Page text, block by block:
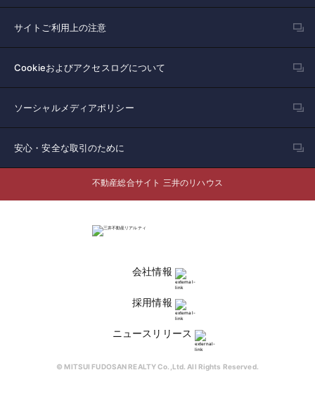
サイトご利用上の注意
Cookieおよびアクセスログについて
ソーシャルメディアポリシー
安心・安全な取引のために
不動産総合サイト 三井のリハウス
会社情報
採用情報
ニュースリリース
© MITSUI FUDOSAN REALTY Co.,Ltd. All Rights Reserved.